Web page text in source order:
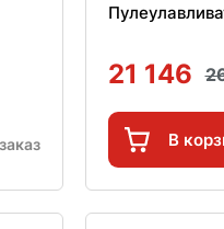
21 146
В